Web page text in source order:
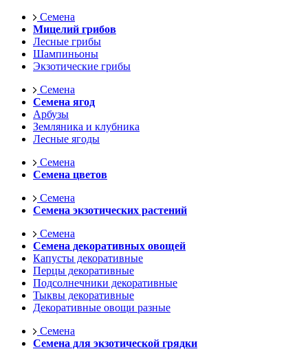
Семена
Мицелий грибов
Лесные грибы
Шампиньоны
Экзотические грибы
Семена
Семена ягод
Арбузы
Земляника и клубника
Лесные ягоды
Семена
Семена цветов
Семена
Семена экзотических растений
Семена
Семена декоративных овощей
Капусты декоративные
Перцы декоративные
Подсолнечники декоративные
Тыквы декоративные
Декоративные овощи разные
Семена
Семена для экзотической грядки